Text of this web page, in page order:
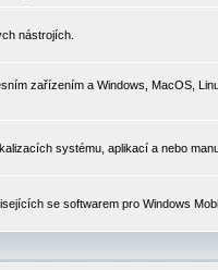
nástrojích.
zařízením a Windows, MacOS,
systému, aplikací a nebo
se softwarem pro Windows